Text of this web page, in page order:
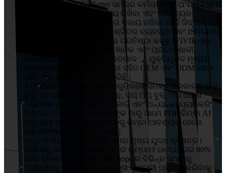
ସଂସ୍କାର କରିବ |VIVIBetter ସମଗ୍ର କର୍ମଚାରୀଙ୍କ ଅଂଶଗ୍ରହଣର
ଗୁଣାତ୍ମକ ନୀତି, ଉନ୍ନତି ବଜାୟ ରଖିବା ଏବଂ ପ୍ରତ୍ୟେକ
ଗ୍ରାହକଙ୍କ ପାଇଁ ପ୍ରତିବଦ୍ଧତା ବଜାୟ ରଖିବା ପାଇଁ ଜିଦ୍ ଧରିଥାଏ
|ଆମେ ISO9001 ଗୁଣବତ୍ତା ନିଶ୍ଚିତତା ବ୍ୟବସ୍ଥା ଏବଂ ISO14001
ପରିବେଶ ପରିଚାଳନା ବ୍ୟବସ୍ଥା ପ୍ରତିଷ୍ଠା କରୁଛୁ |VIVIBetter
ଗ୍ରାହକଙ୍କ ଠାରୁ ବ scientific ଜ୍ଞାନିକ ଏବଂ ପ୍ରଭାବଶାଳୀ
ପରିଚାଳନା, ଉଚ୍ଚ ଗୁଣବତ୍ତା ଉତ୍ପାଦ ， ଯୁକ୍ତିଯୁକ୍ତ ମୂଲ୍ୟ,
ସମୟାନୁବର୍ତ୍ତୀ ଏବଂ ଦକ୍ଷ ସେବା ସହିତ OEM ଏବଂ ODM ସେବା
ସହିତ ଏକ ଭଲ ସୁନାମ ଅର୍ଜନ କରିଛି |
VIVIBetter ର ମୁଖ୍ୟ ଉତ୍ପାଦଗୁଡ଼ିକରେ ସମସ୍ତ ପ୍ରକାରର ଶିଶୁ
ବୁକ୍ ଏବଂ ସାଉଣ୍ଡ ବୁକ୍, ଟଚ୍ ବୁକ୍, ପପ୍ ଅପ୍ ବୁକ୍, ଅସ୍ ormal
ାଭାବିକ ପୁସ୍ତକ, ଗ୍ରୀଟିଙ୍ଗ୍ କାର୍ଡ ଏବଂ ଅନ୍ୟାନ୍ୟ ପ୍ୟାକେଜିଂ
ଉତ୍ପାଦ ଅନ୍ତର୍ଭୁକ୍ତ |ଗ୍ରାହକଙ୍କ ଠାରୁ ଆମେ PDF କିମ୍ବା AI
ଅନୁଯାୟୀ ଉତ୍ପାଦ ପ୍ରସ୍ତୁତ କରୁ କିମ୍ବା ଆବଶ୍ୟକ ହେଲେ
ସେମାନଙ୍କ ପାଇଁ ଡିଜାଇନ୍ କରୁ |
ଆନ୍ତର୍ଜାତୀୟ ବଜାର ହେଉଛି ଆମର ମୁଖ୍ୟ ଯୁଦ୍ଧ କ୍ଷେତ୍ର।
ବିଦେଶରୁ ମୋଟ ବ୍ୟବସାୟ ଆମର କମ୍ପାନୀ ଉଦ୍ୟୋଗର 80%
ସହିତ ଦଖଲ କରେ | ଆମେ ବିଶ୍ hope ର ବିଭିନ୍ନ ସ୍ଥାନରୁ
ଗ୍ରାହକଙ୍କୁ ସର୍ବୋତ୍ତମ ଗୁଣବତ୍ତା ସାମଗ୍ରୀ ପ୍ରଦାନ କରିବାକୁ